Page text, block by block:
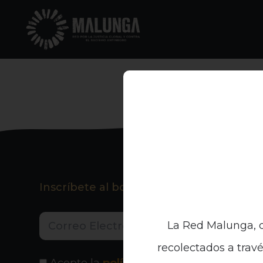
Inscríbete al boletín informativo
La Red Malunga,
recolectados a